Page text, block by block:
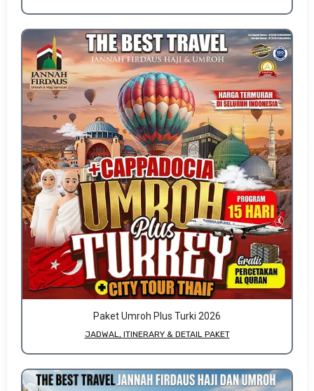
Paket Umroh Plus Turki 2026
JADWAL, ITINERARY & DETAIL PAKET